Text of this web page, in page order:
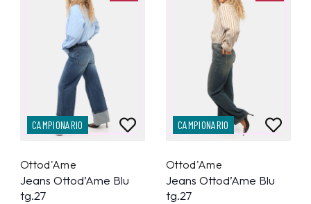
CAMPIONARIO
Ottod'Ame
Jeans Ottod’Ame Blu
tg.27
CAMPIONARIO
Ottod'Ame
Jeans Ottod’Ame Blu
tg.27